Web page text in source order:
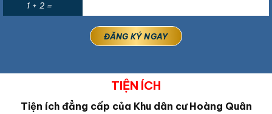
1 + 2 =
TIỆN ÍCH
Tiện ích đẳng cấp của Khu dân cư Hoàng Quân